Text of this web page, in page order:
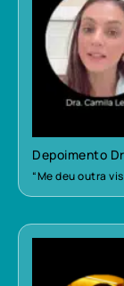
Depoimento
“Me deu outra